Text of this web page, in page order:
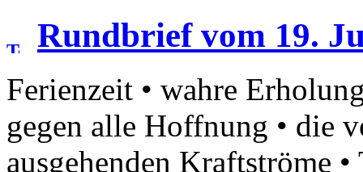
Rundbrief vom 19.
Ferienzeit • wahre
gegen alle Hoffnung • die
ausgehenden Kraftströme